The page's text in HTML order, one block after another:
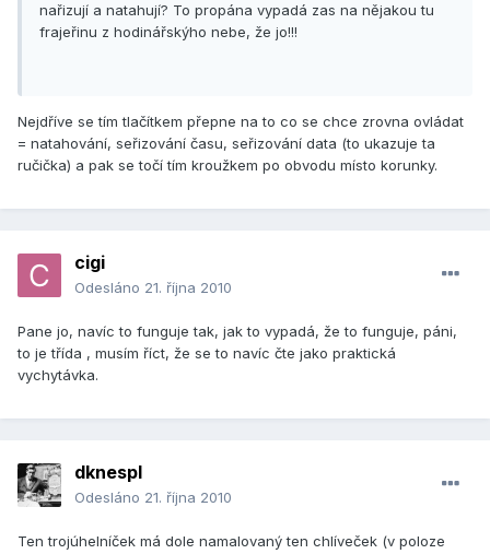
nařizují a natahují? To propána vypadá zas na nějakou tu
frajeřinu z hodinářskýho nebe, že jo!!!
Nejdříve se tím tlačítkem přepne na to co se chce zrovna ovládat
= natahování, seřizování času, seřizování data (to ukazuje ta
ručička) a pak se točí tím kroužkem po obvodu místo korunky.
cigi
Odesláno 21. října 2010
Pane jo, navíc to funguje tak, jak to vypadá, že to funguje, páni,
to je třída , musím říct, že se to navíc čte jako praktická
vychytávka.
dknespl
Odesláno 21. října 2010
Ten trojúhelníček má dole namalovaný ten chlíveček (v poloze